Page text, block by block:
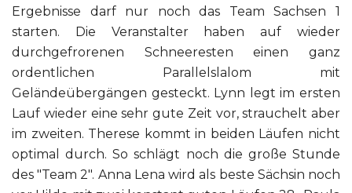
Ergebnisse darf nur noch das Team Sachsen 1
starten. Die Veranstalter haben auf wieder
durchgefrorenen Schneeresten einen ganz
ordentlichen Parallelslalom mit
Geländeübergängen gesteckt. Lynn legt im ersten
Lauf wieder eine sehr gute Zeit vor, strauchelt aber
im zweiten. Therese kommt in beiden Läufen nicht
optimal durch. So schlägt noch die große Stunde
des "Team 2". Anna Lena wird als beste Sächsin noch